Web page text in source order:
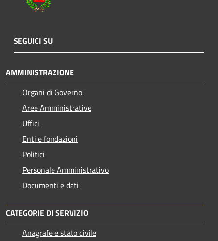
SEGUICI SU
AMMINISTRAZIONE
Organi di Governo
Aree Amministrative
Uffici
Enti e fondazioni
Politici
Personale Amministrativo
Documenti e dati
CATEGORIE DI SERVIZIO
Anagrafe e stato civile